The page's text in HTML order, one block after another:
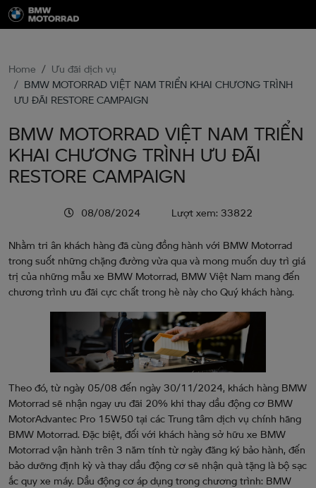
Home
Ưu đãi dịch vụ
BMW MOTORRAD VIỆT NAM TRIỂN KHAI CHƯƠNG TRÌNH
ƯU ĐÃI RESTORE CAMPAIGN
BMW MOTORRAD VIỆT NAM TRIỂN
KHAI CHƯƠNG TRÌNH ƯU ĐÃI
RESTORE CAMPAIGN
08/08/2024 Lượt xem: 33822
Nhằm tri ân khách hàng đã cùng đồng hành với BMW Motorrad
trong suốt những chặng đường vừa qua và mong muốn duy trì giá
trị của những mẫu xe BMW Motorrad, BMW Việt Nam mang đến
chương trình ưu đãi cực chất trong hè này cho Quý khách hàng.
Theo đó, từ ngày 05/08 đến ngày 30/11/2024, khách hàng BMW
Motorrad sẽ nhận ngay ưu đãi 20% khi thay dầu động cơ BMW
MotorAdvantec Pro 15W50 tại các Trung tâm dịch vụ chính hãng
BMW Motorrad. Đặc biệt, đối với khách hàng sở hữu xe BMW
Motorrad vận hành trên 3 năm tính từ ngày đăng ký bảo hành, đến
bảo dưỡng định kỳ và thay dầu động cơ sẽ nhận quà tặng là bộ sạc
ắc quy xe máy. Dầu động cơ áp dụng trong chương trình: BMW